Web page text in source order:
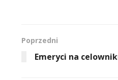
Poprzedni
Emeryci na